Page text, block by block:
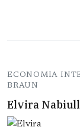
ECONOMIA
BRAUN
Elvira